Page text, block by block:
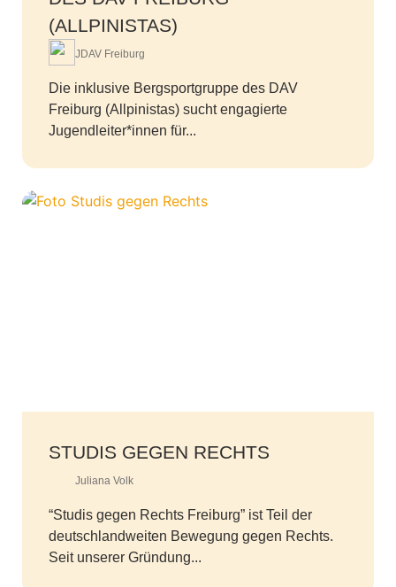
(ALLPINISTAS)
JDAV Freiburg
Die inklusive Bergsportgruppe des DAV
Freiburg (Allpinistas) sucht engagierte
Jugendleiter*innen für...
STUDIS GEGEN RECHTS
Juliana Volk
“Studis gegen Rechts Freiburg” ist Teil der
deutschlandweiten Bewegung gegen Rechts.
Seit unserer Gründung...